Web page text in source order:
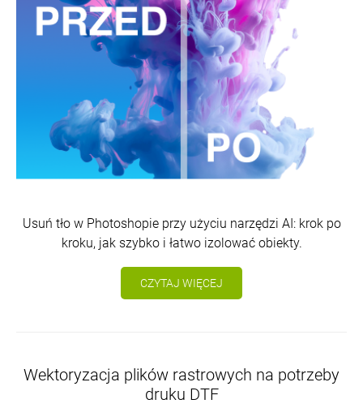
Usuń tło w Photoshopie przy użyciu narzędzi AI: krok po
kroku, jak szybko i łatwo izolować obiekty.
CZYTAJ WIĘCEJ
Wektoryzacja plików rastrowych na potrzeby
druku DTF